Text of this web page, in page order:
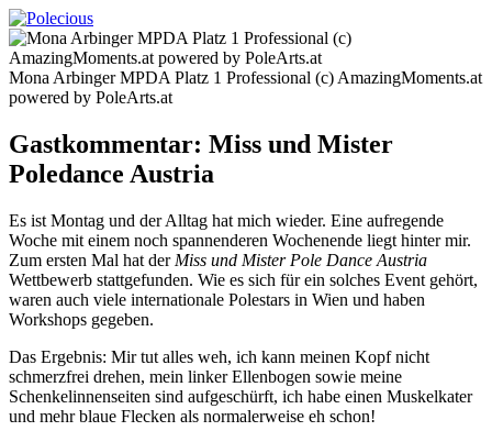
Mona Arbinger MPDA Platz 1 Professional (c) AmazingMoments.at
powered by PoleArts.at
Gastkommentar: Miss und Mister
Poledance Austria
Es ist Montag und der Alltag hat mich wieder. Eine aufregende
Woche mit einem noch spannenderen Wochenende liegt hinter mir.
Zum ersten Mal hat der Miss und Mister Pole Dance Austria
Wettbewerb stattgefunden. Wie es sich für ein solches Event gehört,
waren auch viele internationale Polestars in Wien und haben
Workshops gegeben.
Das Ergebnis: Mir tut alles weh, ich kann meinen Kopf nicht
schmerzfrei drehen, mein linker Ellenbogen sowie meine
Schenkelinnenseiten sind aufgeschürft, ich habe einen Muskelkater
und mehr blaue Flecken als normalerweise eh schon!